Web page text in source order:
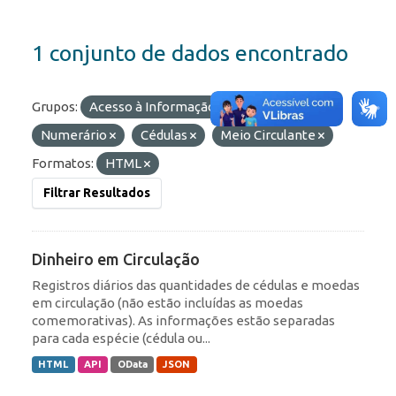
1 conjunto de dados encontrado
Grupos: Acesso à Informação
Etiquetas:
Numerário
Cédulas
Meio Circulante
Formatos:
HTML
Filtrar Resultados
Dinheiro em Circulação
Registros diários das quantidades de cédulas e moedas
em circulação (não estão incluídas as moedas
comemorativas). As informações estão separadas
para cada espécie (cédula ou...
HTML API OData JSON